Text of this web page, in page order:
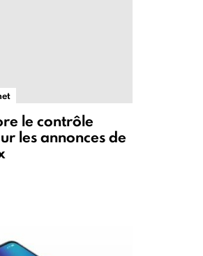
le contrôle
les annonces de